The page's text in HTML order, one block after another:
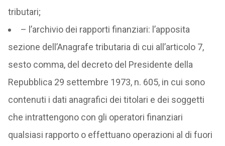
tributari;
– l’archivio dei rapporti finanziari: l’apposita
sezione dell’Anagrafe tributaria di cui all’articolo 7,
sesto comma, del decreto del Presidente della
Repubblica 29 settembre 1973, n. 605, in cui sono
contenuti i dati anagrafici dei titolari e dei soggetti
che intrattengono con gli operatori finanziari
qualsiasi rapporto o effettuano operazioni al di fuori